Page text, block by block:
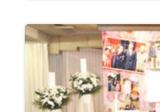
されていたそうです。
様が遺された『エンデ
沿うかたちで、お式を
ました。